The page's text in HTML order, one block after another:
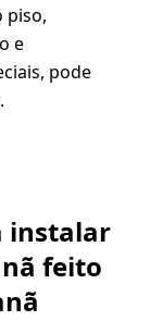
piso,
e
pode
instalar
feito